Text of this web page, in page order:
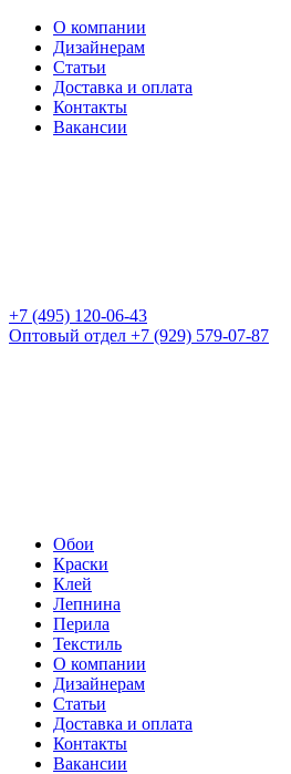
О компании
Дизайнерам
Статьи
Доставка и оплата
Контакты
Вакансии
+7 (495) 120-06-43
Оптовый отдел +7 (929) 579-07-87
Обои
Краски
Клей
Лепнина
Перила
Текстиль
О компании
Дизайнерам
Статьи
Доставка и оплата
Контакты
Вакансии